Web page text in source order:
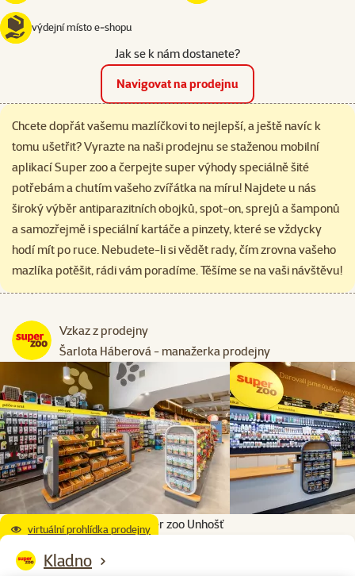
výdejní místo e‑shopu
Jak se k nám dostanete?
Navigovat na prodejnu
Vzkaz z prodejny
Chcete dopřát vašemu mazlíčkovi to nejlepší, a ještě navíc k
tomu ušetřit? Vyrazte na naši prodejnu se staženou mobilní
aplikací Super zoo a čerpejte super výhody speciálně šité
potřebám a chutím vašeho zvířátka na míru! Najdete u nás
široký výběr antiparazitních obojků, spot-on, sprejů a šamponů
a samozřejmě i speciální kartáče a pinzety, které se vždycky
hodí mít po ruce. Nebudete-li si vědět rady, čím zrovna vašeho
mazlíka potěšit, rádi vám poradíme. Těšíme se na vaši návštěvu!
Šarlota Háberová - manažerka prodejny
virtuální prohlídka prodejnySuper zoo Unhošť
Kladno